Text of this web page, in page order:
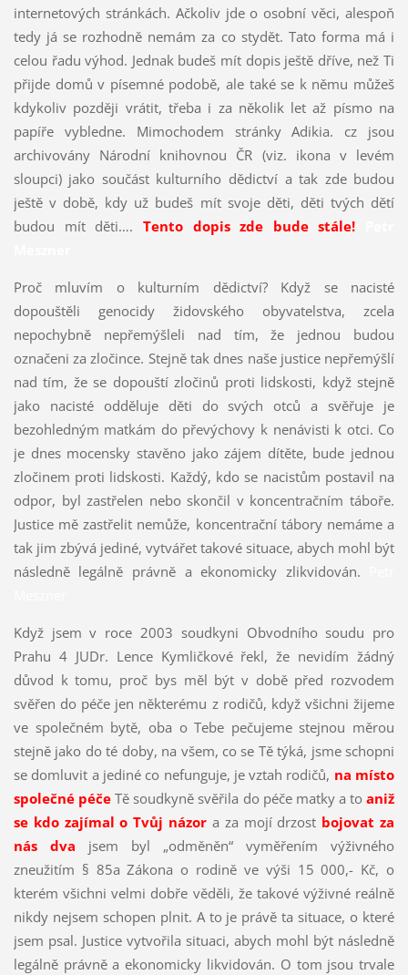
internetových stránkách. Ačkoliv jde o osobní věci, alespoň
tedy já se rozhodně nemám za co stydět. Tato forma má i
celou řadu výhod. Jednak budeš mít dopis ještě dříve, než Ti
přijde domů v písemné podobě, ale také se k němu můžeš
kdykoliv později vrátit, třeba i za několik let až písmo na
papíře vybledne. Mimochodem stránky Adikia. cz jsou
archivovány Národní knihovnou ČR (viz. ikona v levém
sloupci) jako součást kulturního dědictví a tak zde budou
ještě v době, kdy už budeš mít svoje děti, děti tvých dětí
budou mít děti…. Tento dopis zde bude stále!
Proč mluvím o kulturním dědictví? Když se nacisté
dopouštěli genocidy židovského obyvatelstva, zcela
nepochybně nepřemýšleli nad tím, že jednou budou
označeni za zločince. Stejně tak dnes naše justice nepřemýšlí
nad tím, že se dopouští zločinů proti lidskosti, když stejně
jako nacisté odděluje děti do svých otců a svěřuje je
bezohledným matkám do převýchovy k nenávisti k otci. Co
je dnes mocensky stavěno jako zájem dítěte, bude jednou
zločinem proti lidskosti. Každý, kdo se nacistům postavil na
odpor, byl zastřelen nebo skončil v koncentračním táboře.
Justice mě zastřelit nemůže, koncentrační tábory nemáme a
tak jim zbývá jediné, vytvářet takové situace, abych mohl být
následně legálně právně a ekonomicky zlikvidován.
Když jsem v roce 2003 soudkyni Obvodního soudu pro
Prahu 4 JUDr. Lence Kymličkové řekl, že nevidím žádný
důvod k tomu, proč bys měl být v době před rozvodem
svěřen do péče jen některému z rodičů, když všichni žijeme
ve společném bytě, oba o Tebe pečujeme stejnou měrou
stejně jako do té doby, na všem, co se Tě týká, jsme schopni
se domluvit a jediné co nefunguje, je vztah rodičů, na místo
společné péče Tě soudkyně svěřila do péče matky a to aniž
se kdo zajímal o Tvůj názor a za mojí drzost bojovat za
nás dva
jsem byl „odměněn“ vyměřením výživného
zneužitím § 85a Zákona o rodině ve výši 15 000,- Kč, o
kterém všichni velmi dobře věděli, že takové výživné reálně
nikdy nejsem schopen plnit. A to je právě ta situace, o které
jsem psal. Justice vytvořila situaci, abych mohl být následně
legálně právně a ekonomicky likvidován. O tom jsou trvale